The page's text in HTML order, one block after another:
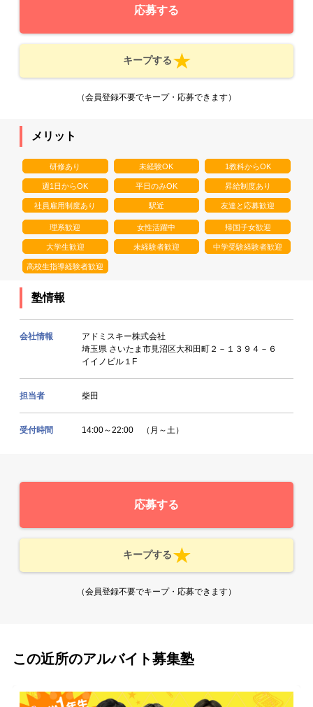
応募する
キープする
（会員登録不要でキープ・応募できます）
メリット
研修あり 未経験OK 1教科からOK
週1日からOK 平日のみOK 昇給制度あり
社員雇用制度あり 駅近 友達と応募歓迎
理系歓迎 女性活躍中 帰国子女歓迎
大学生歓迎 未経験者歓迎 中学受験経験者歓迎
高校生指導経験者歓迎
塾情報
会社情報
アドミスキー株式会社
埼玉県 さいたま市見沼区大和田町２－１３９４－６
イイノビル１F
担当者 柴田
受付時間 14:00～22:00 （月～土）
応募する
キープする
（会員登録不要でキープ・応募できます）
この近所のアルバイト募集塾